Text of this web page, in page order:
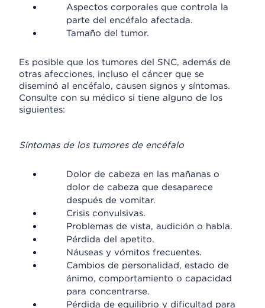
Aspectos corporales que controla la
parte del encéfalo afectada.
Tamaño del tumor.
Es posible que los tumores del SNC, además de
otras afecciones, incluso el cáncer que se
diseminó al encéfalo, causen signos y síntomas.
Consulte con su médico si tiene alguno de los
siguientes:
Síntomas de los tumores de encéfalo
Dolor de cabeza en las mañanas o
dolor de cabeza que desaparece
después de vomitar.
Crisis convulsivas.
Problemas de vista, audición o habla.
Pérdida del apetito.
Náuseas y vómitos frecuentes.
Cambios de personalidad, estado de
ánimo, comportamiento o capacidad
para concentrarse.
Pérdida de equilibrio y dificultad para